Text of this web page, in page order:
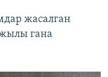
жасалган
гана